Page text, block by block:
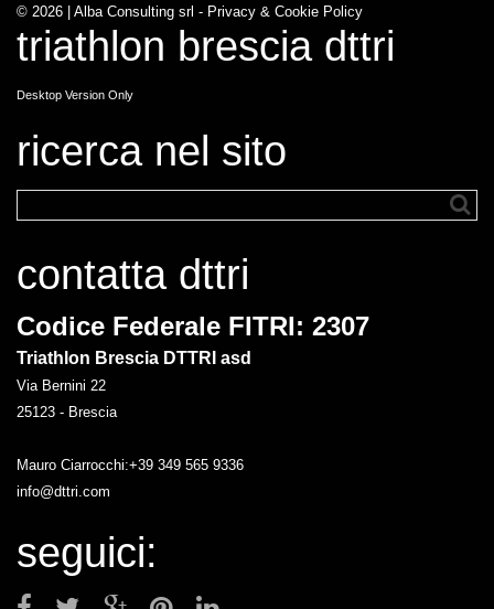
© 2026 | Alba Consulting srl - Privacy & Cookie Policy
triathlon brescia dttri
Desktop Version Only
ricerca nel sito
contatta dttri
Codice Federale FITRI: 2307
Triathlon Brescia DTTRI asd
Via Bernini 22
25123 - Brescia
Mauro Ciarrocchi:+39 349 565 9336
info@dttri.com
seguici: